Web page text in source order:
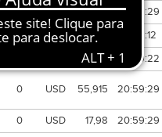
0 USD 38,90
20:59:29
0 EUR 19,825
16:35:12
1,555
20:59:22
0 USD 55,915 20:59:29
0 USD 17,98
20:59:29